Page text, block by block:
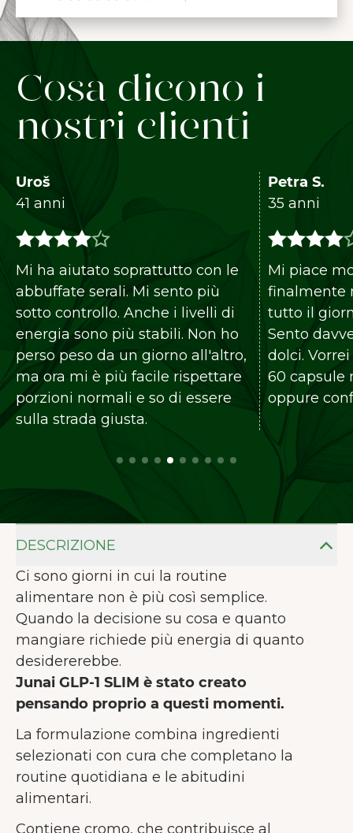
Cosa dicono i
nostri clienti
Uroš
41 anni
Mi ha aiutato soprattutto con le
abbuffate serali. Mi sento più
sotto controllo. Anche i livelli di
energia sono più stabili. Non ho
perso peso da un giorno all'altro,
ma ora mi è più facile rispettare
porzioni normali e so di essere
sulla strada giusta.
Petra S.
35 anni
Mi piace
finalmente
tutto il
Sento
dolci.
60 capsule
oppure
DESCRIZIONE
Ci sono giorni in cui la routine
alimentare non è più così semplice.
Quando la decisione su cosa e quanto
mangiare richiede più energia di quanto
desidererebbe.
Junai GLP-1 SLIM è stato creato
pensando proprio a questi momenti.
La formulazione combina ingredienti
selezionati con cura che completano la
routine quotidiana e le abitudini
alimentari.
Contiene cromo, che contribuisce al